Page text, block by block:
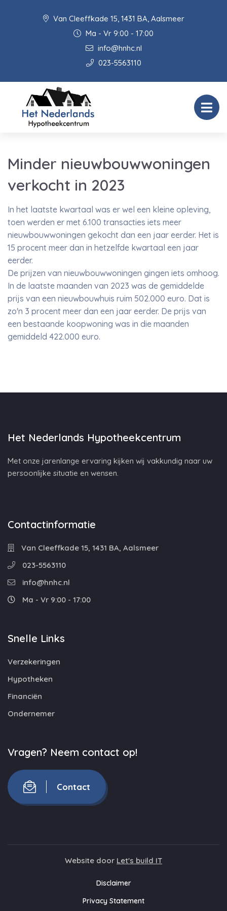
Van Cleeffkade 15, 1431 BA, Aalsmeer
Ma - Vr 9:00 - 17:00
info@hnhc.nl
023-5563110
Minder nieuwbouwwoningen
verkocht in 2023
In het laatste kwartaal was er wel een kleine opleving,
toen werden er met 6.100 transacties iets meer
nieuwbouwwoningen gekocht dan een jaar eerder. Het is
15 procent meer dan in hetzelfde kwartaal een jaar
eerder.
De prijzen van nieuwbouwwoningen gingen iets omhoog.
In de laatste maanden van 2023 was de gemiddelde
prijs van een nieuwbouwhuis ruim 502.000 euro. Dat is
zo'n 3 procent meer dan een jaar eerder. De prijs van
een bestaande koopwoning was in die maanden
gemiddeld 422.000 euro.
Het Nederlands Hypotheekcentrum
Met onze jarenlange ervaring kijken wij vakkundig naar uw
persoonlijke situatie en wensen.
Contactinformatie
Van Cleeffkade 15, 1431 BA, Aalsmeer
023-5563110
info@hnhc.nl
Ma - Vr 9:00 - 17:00
Snelle Links
Verzekeringen
Hypotheken
Financiën
Ondernemer
Vragen? Neem contact op!
Contact
Website door Let's build IT
Disclaimer
Privacy Statement